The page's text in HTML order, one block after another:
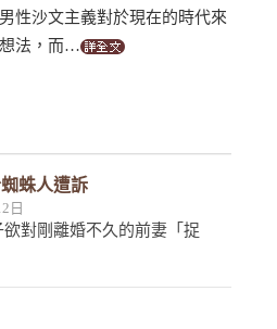
性沙文主義對於現在的時代來
想法，而…
蛛人遭訴
日
對剛離婚不久的前妻「捉